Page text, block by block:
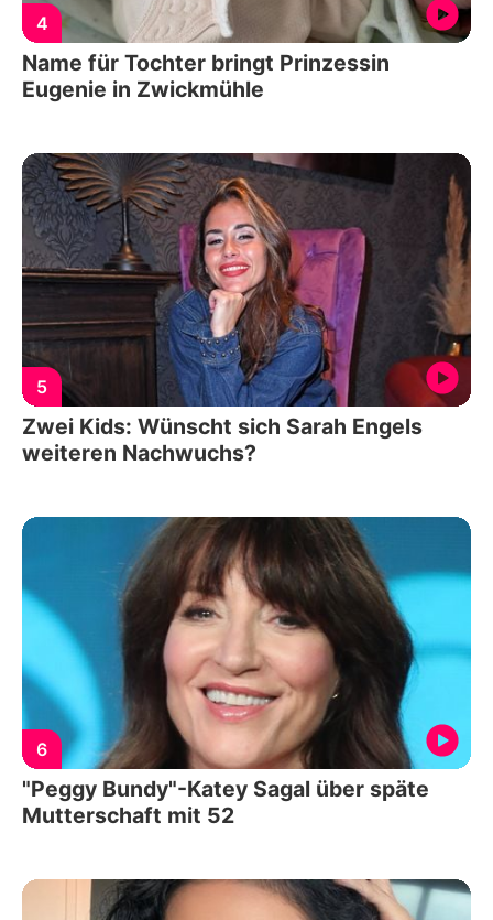
4
Name für Tochter bringt Prinzessin
Eugenie in Zwickmühle
5
Zwei Kids: Wünscht sich Sarah Engels
weiteren Nachwuchs?
6
"Peggy Bundy"-Katey Sagal über späte
Mutterschaft mit 52